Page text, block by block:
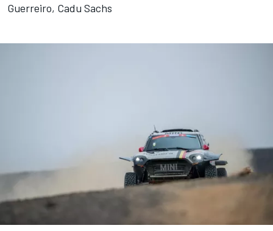
Guerreiro, Cadu Sachs